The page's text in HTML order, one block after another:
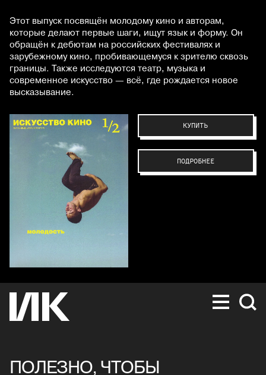
Этот выпуск посвящён молодому кино и авторам,
которые делают первые шаги, ищут язык и форму. Он
обращён к дебютам на российских фестивалях и
зарубежному кино, пробивающемуся к зрителю сквозь
границы. Также исследуются театр, музыка и
современное искусство — всё, где рождается новое
высказывание.
КУПИТЬ
ПОДРОБНЕЕ
ПОЛЕЗНО, ЧТОБЫ